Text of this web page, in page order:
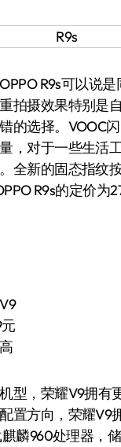
R9s可以说是
拍摄效果特别是
的选择。VOOC
，对于一些生活
全新的固态指纹
R9s的定价为
，荣耀V9拥有
置方向，荣耀V9
麟960处理器，